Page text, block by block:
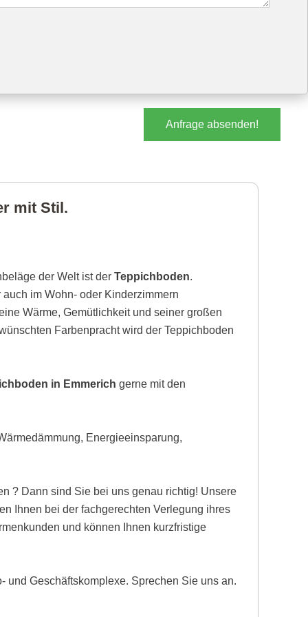
Anfrage absenden!
mit Stil.
der Welt ist derTeppichboden.
im Wohn- oder Kinderzimmern
Wärme, Gemütlichkeit und seiner großen
Farbenpracht wird der Teppichboden
in Emmerich gerne mit den
Energieeinsparung,
? Dann sind Sie bei uns genau richtig! Unsere
Ihnen bei der fachgerechten Verlegung ihres
und können Ihnen kurzfristige
und Geschäftskomplexe. Sprechen Sie uns an.